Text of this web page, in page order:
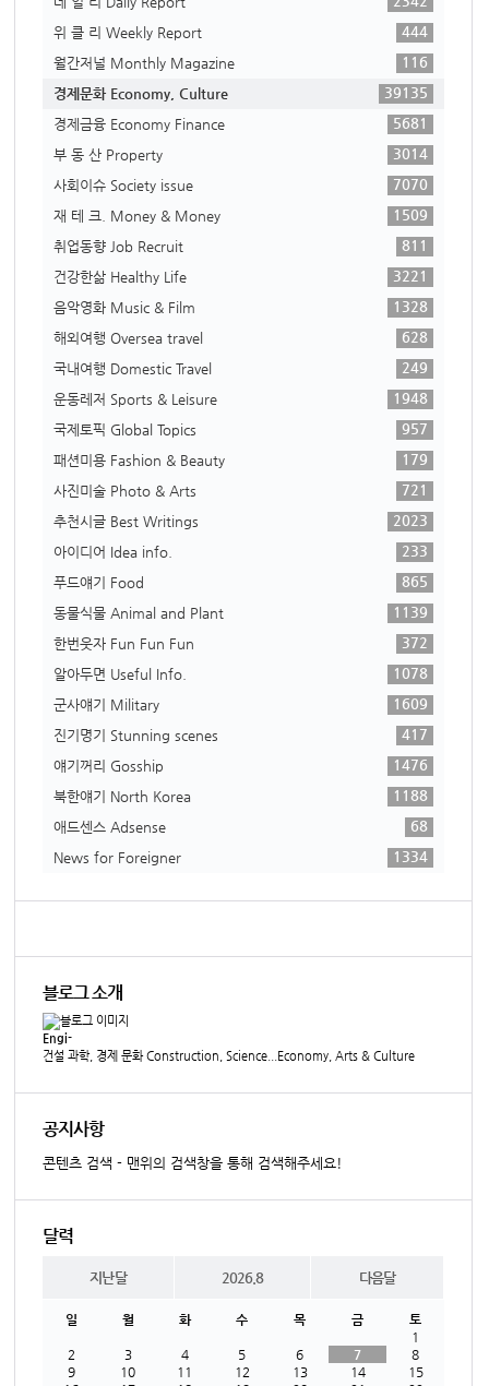
위 클 리 Weekly Report
444
월간저널 Monthly Magazine
116
경제문화 Economy, Culture
39135
경제금융 Economy Finance
5681
부 동 산 Property
3014
사회이슈 Society issue
7070
재 테 크. Money & Money
1509
취업동향 Job Recruit
811
건강한삶 Healthy Life
3221
음악영화 Music & Film
1328
해외여행 Oversea travel
628
국내여행 Domestic Travel
249
운동레저 Sports & Leisure
1948
국제토픽 Global Topics
957
패션미용 Fashion & Beauty
179
사진미술 Photo & Arts
721
추천시글 Best Writings
2023
아이디어 Idea info.
233
푸드얘기 Food
865
동물식물 Animal and Plant
1139
한번웃자 Fun Fun Fun
372
알아두면 Useful Info.
1078
군사얘기 Military
1609
진기명기 Stunning scenes
417
얘기꺼리 Gosship
1476
북한얘기 North Korea
1188
애드센스 Adsense
68
News for Foreigner
1334
블로그 소개
Engi-
건설 과학, 경제 문화 Construction, Science...Economy, Arts & Culture
공지사항
콘텐츠 검색 - 맨위의 검색창을 통해 검색해주세요!
달력
지난달 2026.8 다음달
일 월 화 수 목 금
토
1
2
3 4 5 6 7
8
9
10 11 12 13 14
15